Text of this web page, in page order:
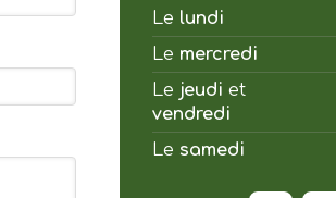
Le lundi
Le mercredi
Le jeudi et
vendredi
Le samedi